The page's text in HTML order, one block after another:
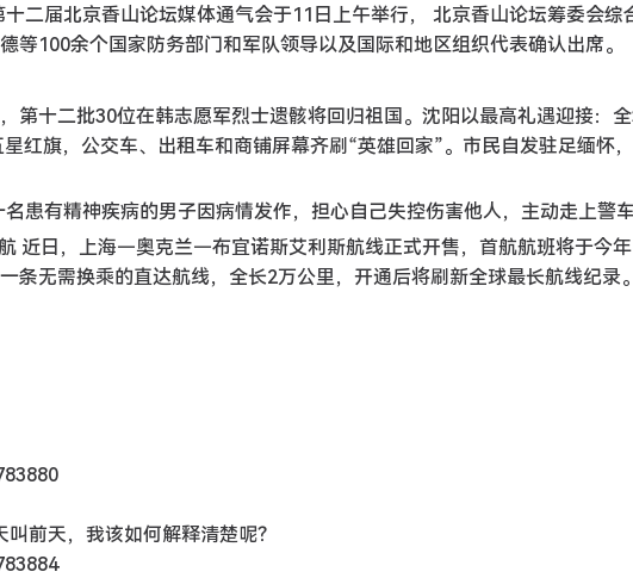
二届北京香山论坛媒体通气会于11日上午举行， 北京香山论坛筹委会综
等100余个国家防务部门和军队领导以及国际和地区组织代表确认出席。
第十二批30位在韩志愿军烈士遗骸将回归祖国。沈阳以最高礼遇迎接：
红旗，公交车、出租车和商铺屏幕齐刷“英雄回家”。市民自发驻足缅怀
患有精神疾病的男子因病情发作，担心自己失控伤害他人，主动走上警车
近日，上海—奥克兰—布宜诺斯艾利斯航线正式开售，首航航班将于今
条无需换乘的直达航线，全长2万公里，开通后将刷新全球最长航线纪录。
前天，我该如何解释清楚呢？